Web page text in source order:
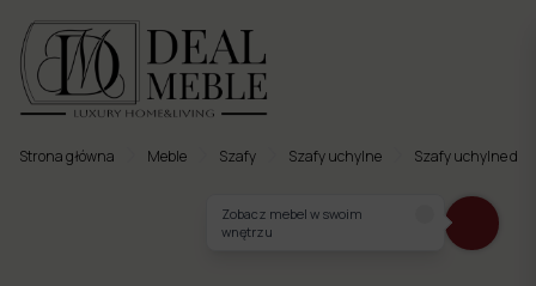
Strona główna Meble Szafy Szafy uchylne Szafy uchylne
Zobacz mebel w swoim
wnętrzu